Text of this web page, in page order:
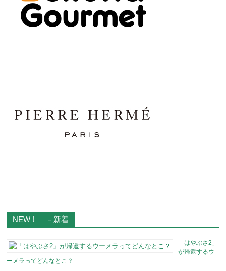
NEW ! －新着
「はやぶさ2」
が帰還するウ
ーメラってどんなとこ？